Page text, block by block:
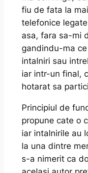
fiu de fata la
telefonice
asa, fara sa-mi
gandindu-ma
intalniri sau
iar intr-un final,
hotarat sa
Principiul de
propune cate o
iar intalnirile au
la una dintre
s-a nimerit ca